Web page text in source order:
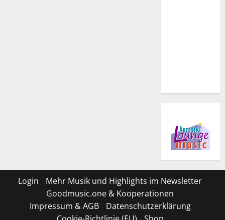
Login
Mehr Musik und Highlights im Newsletter
Goodmusic.one & Kooperationen
Impressum & AGB
Datenschutzerklärung